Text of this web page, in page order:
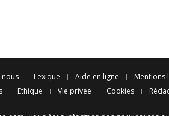
nous Lexique Aide en ligne Mentions
Ethique Vie privée Cookies